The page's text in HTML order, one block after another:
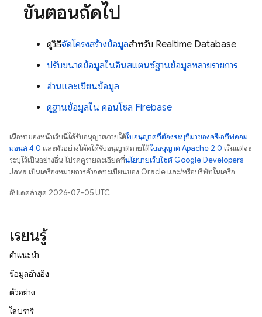
ขั้นตอนถัดไป
ดูวิธีจัดโครงสร้างข้อมูลสำหรับ Realtime Database
ปรับขนาดข้อมูลในอินสแตนซ์ฐานข้อมูลหลายรายการ
อ่านและเขียนข้อมูล
ดูฐานข้อมูลใน คอนโซล Firebase
เนื้อหาของหน้าเว็บนี้ได้รับอนุญาตภายใต้ใบอนุญาตที่ต้องระบุที่มาของครีเอทีฟคอม
มอนส์ 4.0 และตัวอย่างโค้ดได้รับอนุญาตภายใต้ใบอนุญาต Apache 2.0 เว้นแต่จะ
ระบุไว้เป็นอย่างอื่น โปรดดูรายละเอียดที่นโยบายเว็บไซต์ Google Developers
Java เป็นเครื่องหมายการค้าจดทะเบียนของ Oracle และ/หรือบริษัทในเครือ
อัปเดตล่าสุด 2026-07-05 UTC
เรียนรู้
คำแนะนำ
ข้อมูลอ้างอิง
ตัวอย่าง
ไลบรารี